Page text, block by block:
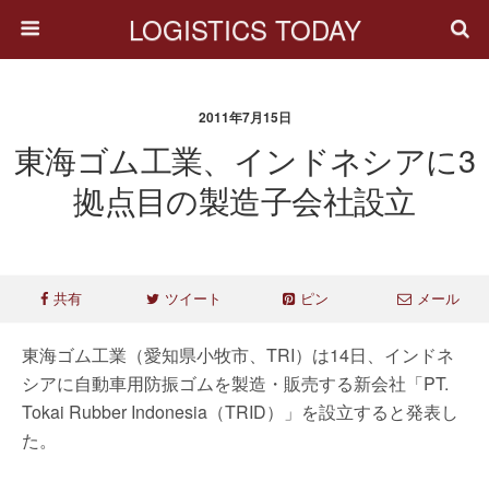
LOGISTICS TODAY
2011年7月15日
東海ゴム工業、インドネシアに3
拠点目の製造子会社設立
共有 ツイート ピン メール
東海ゴム工業（愛知県小牧市、TRI）は14日、インドネ
シアに自動車用防振ゴムを製造・販売する新会社「PT.
Tokai Rubber Indonesia（TRID）」を設立すると発表し
た。